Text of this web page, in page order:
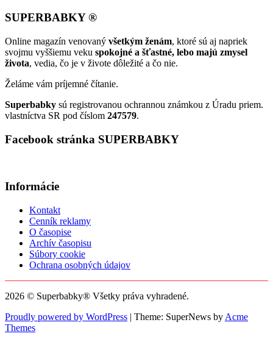
SUPERBABKY ®
Online magazín venovaný všetkým ženám, ktoré sú aj napriek
svojmu vyššiemu veku spokojné a šťastné, lebo majú zmysel
života, vedia, čo je v živote dôležité a čo nie.
Želáme vám príjemné čítanie.
Superbabky sú registrovanou ochrannou známkou z Úradu priem.
vlastníctva SR pod číslom 247579.
Facebook stránka SUPERBABKY
Informácie
Kontakt
Cenník reklamy
O časopise
Archív časopisu
Súbory cookie
Ochrana osobných údajov
2026 © Superbabky® Všetky práva vyhradené.
Proudly powered by WordPress | Theme: SuperNews by Acme
Themes